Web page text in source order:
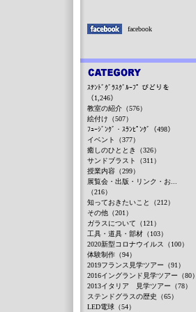
facebook
ｽﾃﾝﾄﾞｸﾞﾗｽｸﾞﾙｰﾌﾟ びどりを
（1,246）
教室の紹介（576）
絵付け（507）
ﾌｭｰｼﾞﾝｸﾞ・ｽﾗﾝﾋﾟﾝｸﾞ（498）
イベント（377）
癒しのひととき（326）
サンドブラスト（311）
授業内容（299）
展覧会・出版・リンク・お...
（216）
知っておきたいこと（212）
その他（201）
ガラスについて（121）
工具・道具・部材（103）
2020新型コロナウイルス（100）
体験制作（94）
2019フランス見学ツアー（91）
2016イングランド見学ツアー（80）
2013イタリア 見学ツアー（78）
ステンドグラスの歴史（65）
LED電球（54）